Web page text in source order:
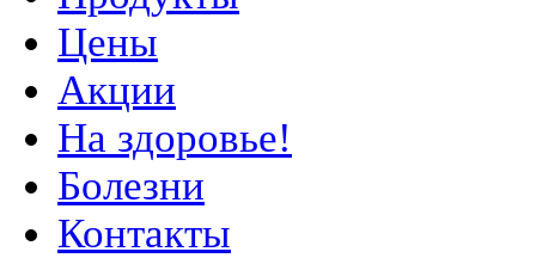
Цены
Акции
На здоровье!
Болезни
Контакты